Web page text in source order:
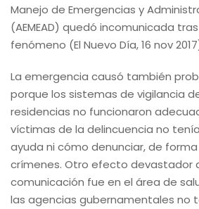
Manejo de Emergencias y
(AEMEAD) quedó incomunicada
fenómeno (El Nuevo Día, 16 nov
La emergencia causó también
porque los sistemas de vigilancia
residencias no funcionaron
víctimas de la delincuencia no
ayuda ni cómo denunciar, de
crímenes. Otro efecto devastador
comunicación fue en el área de
las agencias gubernamentales no